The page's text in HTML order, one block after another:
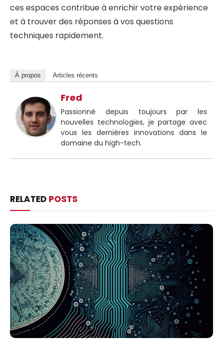
ces espaces contribue à enrichir votre expérience
et à trouver des réponses à vos questions
techniques rapidement.
À propos Articles récents
Fred
Passionné depuis toujours par les
nouvelles technologies, je partage avec
vous les dernières innovations dans le
domaine du high-tech.
RELATED POSTS